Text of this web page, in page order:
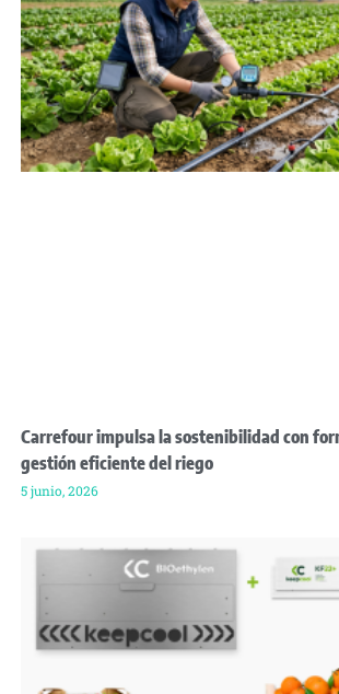
Carrefour impulsa la sostenibilidad con
gestión eficiente del riego
5 junio, 2026